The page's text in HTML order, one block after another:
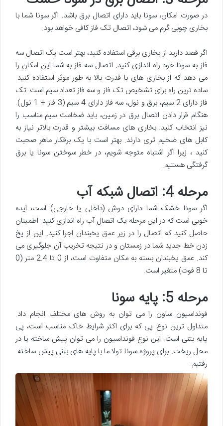
در صورت امکان، سونا باید دارای اتصال برق باشد. اگر سونا شما با
بخاری چوبی گرم می شود، اتصال تک فاز کافی خواهد بود.
اگر قصد دارید از بخاری برقی استفاده کنید، بهتر است یک اتصال سه
فاز به سونا خود راه اندازی کنید. اتصال سه فاز به شما این امکان را
می دهد که از بخاری های با قدرت بالا به طور موثر استفاده کنید.
ساده ترین راه برای تشخیص تک فاز و سه فاز تعداد سیم است: تک
فاز دارای 2 سیم، برق و نول، سه فاز دارای 4 سیم (3 فاز + 1 نول).
هنگام قرار دادن اتصال برق در زمین، باید ضخامت سیم مناسب را
نیز انتخاب کنید. بخاری های مسافت بیشتر و قدرت بالاتر نیاز به
کابل های ضخیم تری دارند. بهتر است با یک برقکار ماهر صحبت
کنید ، زیرا اگر اشتباه متوجه شویم، در خطر سوختن سونا یا برق
گرفتگی هستیم.
مرحله 4: اتصال شبکه آب
اگر سونا خشک شما دارای دوش (داخلی یا خارجی) است، ایده
خوبی است که در این مرحله یک اتصال آب راه اندازی کنید. اطمینان
حاصل کنید که اتصال را در زیر عمق یخبندان اجرا کنید. این از یخ
زدن خط جدید شما در زمستان و در نتیجه تخریب آن جلوگیری می
کند. عمق یخبندان بسته به مکان متفاوت است، از 0 تا 2.4 متر (0
تا 8 فوت) متغیر است.
مرحله 5: پایه سونا
فونداسیون ساون را می توان به روش های مختلف انجام داد.
متداول ترین نوع پی که برای اکثر شرایط خاک مناسب است، پی
پایه بتنی است. این نوع فونداسیون را می توان پیش ساخته یا در
محل ریخت. برای پروژه سونا تولا ما با پایه های بتنی پیش ساخته
رفتیم.